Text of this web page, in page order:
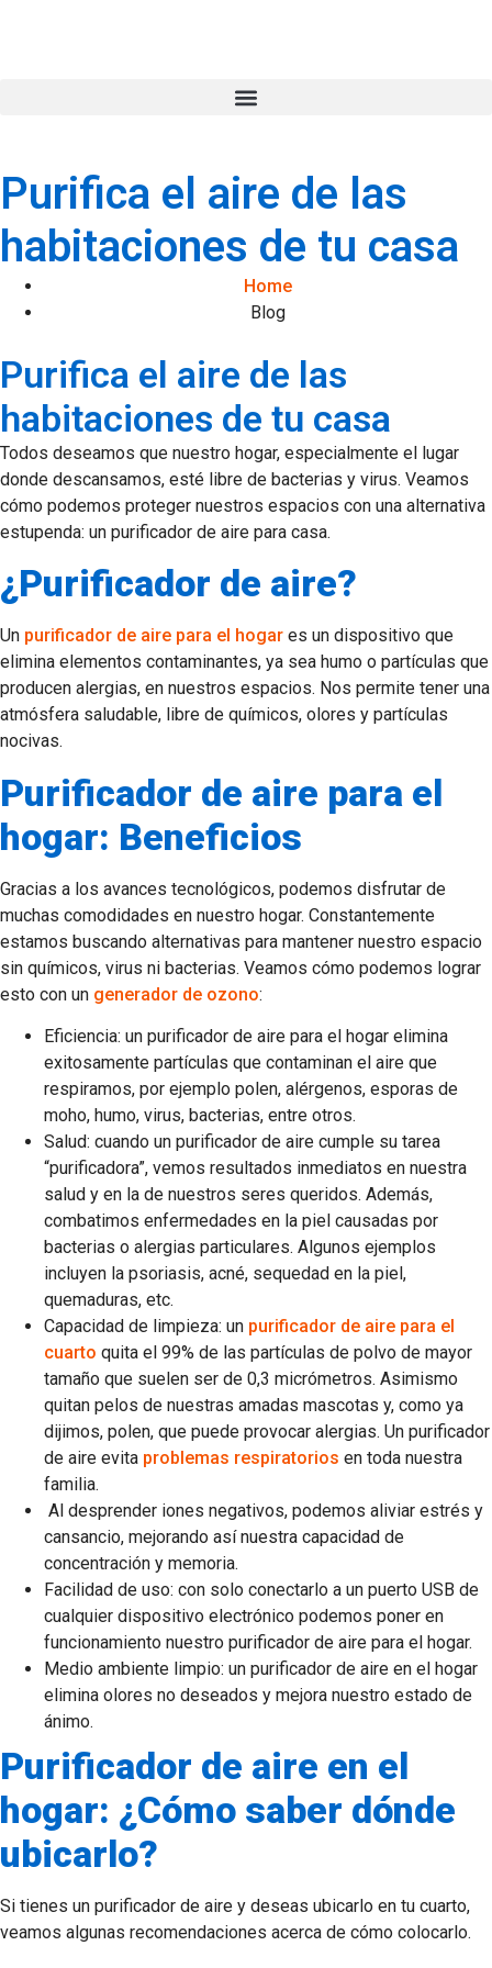
Purifica el aire de las
habitaciones de tu casa
Home
Blog
Purifica el aire de las
habitaciones de tu casa
Todos deseamos que nuestro hogar, especialmente el lugar
donde descansamos, esté libre de bacterias y virus. Veamos
cómo podemos proteger nuestros espacios con una alternativa
estupenda: un purificador de aire para casa.
¿Purificador de aire?
Un purificador de aire para el hogar es un dispositivo que
elimina elementos contaminantes, ya sea humo o partículas que
producen alergias, en nuestros espacios. Nos permite tener una
atmósfera saludable, libre de químicos, olores y partículas
nocivas.
Purificador de aire para el
hogar: Beneficios
Gracias a los avances tecnológicos, podemos disfrutar de
muchas comodidades en nuestro hogar. Constantemente
estamos buscando alternativas para mantener nuestro espacio
sin químicos, virus ni bacterias. Veamos cómo podemos lograr
esto con un generador de ozono:
Eficiencia: un purificador de aire para el hogar elimina
exitosamente partículas que contaminan el aire que
respiramos, por ejemplo polen, alérgenos, esporas de
moho, humo, virus, bacterias, entre otros.
Salud: cuando un purificador de aire cumple su tarea
“purificadora”, vemos resultados inmediatos en nuestra
salud y en la de nuestros seres queridos. Además,
combatimos enfermedades en la piel causadas por
bacterias o alergias particulares. Algunos ejemplos
incluyen la psoriasis, acné, sequedad en la piel,
quemaduras, etc.
Capacidad de limpieza: un purificador de aire para el
cuarto quita el 99% de las partículas de polvo de mayor
tamaño que suelen ser de 0,3 micrómetros. Asimismo
quitan pelos de nuestras amadas mascotas y, como ya
dijimos, polen, que puede provocar alergias. Un purificador
de aire evita problemas respiratorios en toda nuestra
familia.
Al desprender iones negativos, podemos aliviar estrés y
cansancio, mejorando así nuestra capacidad de
concentración y memoria.
Facilidad de uso: con solo conectarlo a un puerto USB de
cualquier dispositivo electrónico podemos poner en
funcionamiento nuestro purificador de aire para el hogar.
Medio ambiente limpio: un purificador de aire en el hogar
elimina olores no deseados y mejora nuestro estado de
ánimo.
Purificador de aire en el
hogar: ¿Cómo saber dónde
ubicarlo?
Si tienes un purificador de aire y deseas ubicarlo en tu cuarto,
veamos algunas recomendaciones acerca de cómo colocarlo.